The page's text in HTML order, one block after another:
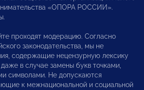
«ОПОРА РОССИИ».
проходят модерацию. Согласно
законодательства, мы не
содержащие нецензурную лексику
в случае замены букв точками,
символами. Не допускаются
к межнациональной и социальной